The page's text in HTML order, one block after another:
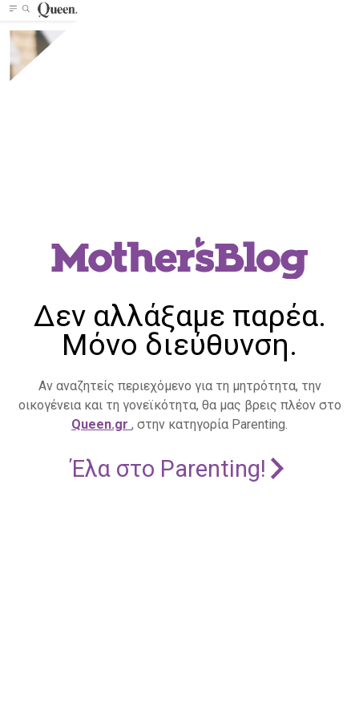
Δεν αλλάξαμε παρέα.
Μόνο διεύθυνση.
Αν αναζητείς περιεχόμενο για τη μητρότητα, την
οικογένεια και τη γονεϊκότητα, θα μας βρεις πλέον στο
Queen.gr , στην κατηγορία Parenting.
Έλα στο Parenting!